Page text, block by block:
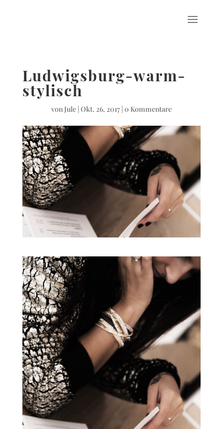
Ludwigsburg-warm-
stylisch
vonJule| Okt. 26, 2017| 0 Kommentare